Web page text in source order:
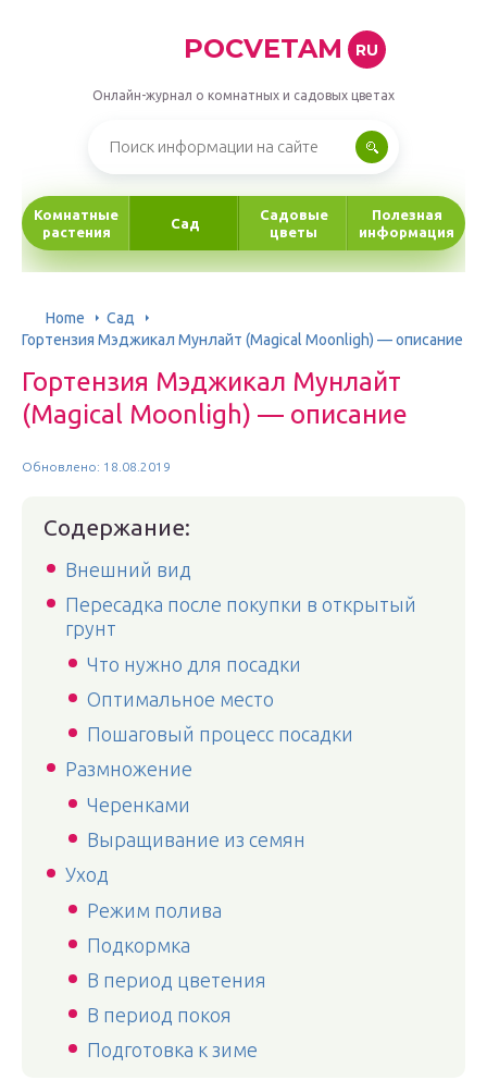
POCVETAM RU
Онлайн-журнал о комнатных и садовых цветах
Комнатные
растения
Сад
Садовые
цветы
Полезная
информация
Home
Сад
Гортензия Мэджикал Мунлайт (Magical Moonligh) — описание
Гортензия Мэджикал Мунлайт
(Magical Moonligh) — описание
Обновлено: 18.08.2019
Содержание:
Внешний вид
Пересадка после покупки в открытый
грунт
Что нужно для посадки
Оптимальное место
Пошаговый процесс посадки
Размножение
Черенками
Выращивание из семян
Уход
Режим полива
Подкормка
В период цветения
В период покоя
Подготовка к зиме